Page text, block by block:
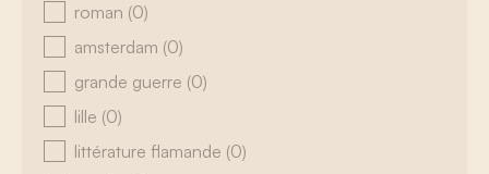
roman (0)
amsterdam (0)
grande guerre (0)
lille (0)
littérature flamande (0)